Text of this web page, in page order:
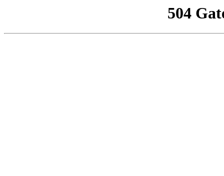
504